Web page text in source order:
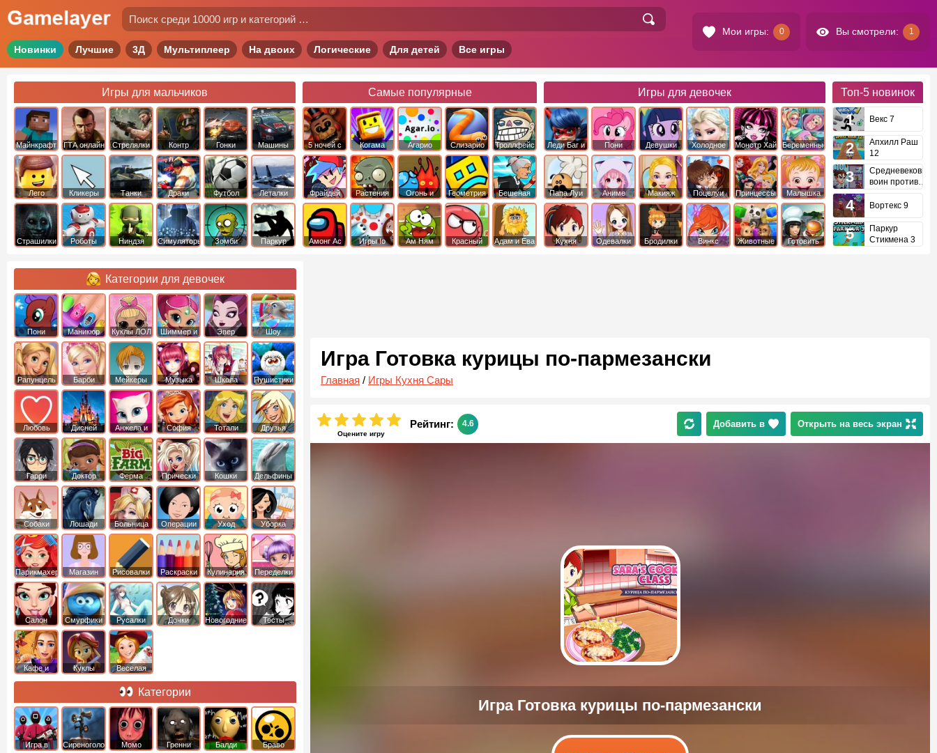
Мои игры: 0 Вы смотрели: 1
Новинки Лучшие 3Д Мультиплеер На двоих Логические Для детей Все игры
Игры для мальчиков
Майнкрафт ГТА онлайн Стрелялки
Контр
Страйк
Гонки Машины
Лего Кликеры Танки Драки Футбол Леталки
Страшилки Роботы Ниндзя Симуляторы Зомби Паркур
Самые популярные
5 ночей с
фредди
Когама Агарио Слизарио
Троллфейс
квест
Фрайдей
Найт
Фанкин
Растения
против
Зомби
Огонь и
Вода
Геометрия
Даш
Бешеная
бабка
сбежала из
психушки
Амонг Ас Игры Io Ам Ням
Красный
Адам и Ева
Игры для девочек
Леди Баг и
Супер Кот
Пони
Дружба это
Девушки
Эквестрии
Холодное
Сердце
Монстр Хай Беременные
Папа Луи Аниме Макияж Поцелуи
Принцессы
Диснея
Малышка
Хейзел
Кухня
Одевалки Бродилки Винкс Животные
Готовить
Топ-5 новинок
Векс 7
Апхилл Раш
12
Средневековый
воин против
Вортекс 9
Паркур
Стикмена 3
Игра Готовка курицы по-пармезански
Главная / Игры Кухня Сары
Оцените игру
Рейтинг: 4.6 Добавить в Открыть на весь экран
Категории для девочек
Пони
креатор
Маникюр Куклы ЛОЛ
Шиммер и
Шайн
Эвер
Афтер Хай
Шоу
дельфинов
Рапунцель Барби Мейкеры Музыка Школа Пушистики
Любовь Дисней
Анжела и
том
София
Прекрасная
Тотали
Спайс
Друзья
ангелов
Гарри
Поттер
Доктор
Плюшева
Ферма Прически Кошки Дельфины
Собаки Лошади Больница Операции Уход Уборка
Парикмахер Магазин Рисовалки Раскраски Кулинария Переделки
Салон Смурфики Русалки Дочки Новогодние Тесты
Кафе и
Куклы
Веселая
Категории
Игра в
Сиреноголовый Момо Гренни Балди
Браво